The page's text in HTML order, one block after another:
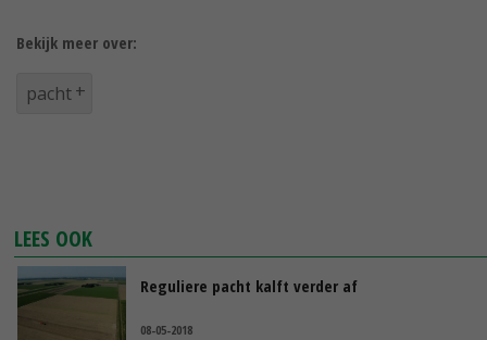
Bekijk meer over:
pacht
LEES OOK
Reguliere pacht kalft verder af
08-05-2018